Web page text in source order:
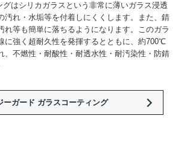
はシリカガラスという非常に薄いガラス浸透
汚れ・水垢等を付着しにくくします。また、錆
れ等も簡単に落ちるようになります。このガラ
に強く超耐久性を発揮するとともに、約700℃
、不燃性・耐酸性・耐透水性・耐汚染性・防錆
ーガード ガラスコーティング